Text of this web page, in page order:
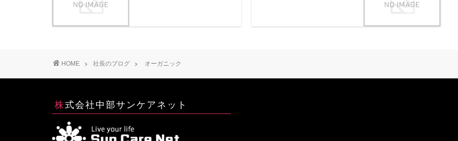
HOME 社長のブログ オーガニック
株式会社中部サンケアネット